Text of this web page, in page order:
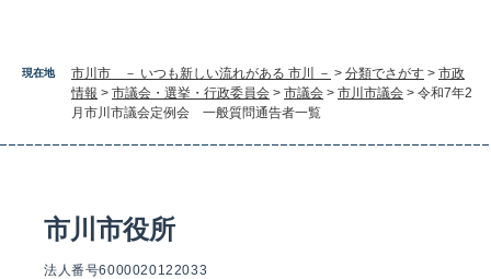
現在地 市川市 － いつも新しい流れがある 市川 － > 分類でさがす > 市政
情報 > 市議会・選挙・行政委員会 > 市議会 > 市川市議会 > 令和7年2
月市川市議会定例会 一般質問通告者一覧
市川市役所
法人番号6000020122033